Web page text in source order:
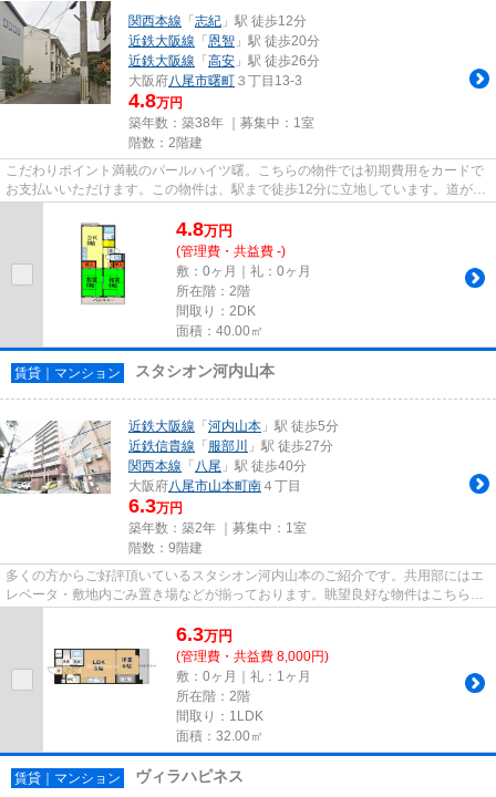
関西本線 「志紀 」駅 徒歩12分
近鉄大阪線 「恩智 」駅 徒歩20分
近鉄大阪線 「高安 」駅 徒歩26分
大阪府八尾市曙町 ３丁目13-3
4.8万円
築年数：築38年 ｜募集中： 1室
階数：2階建
こだわりポイント満載のパールハイツ曙。こちらの物件では初期費用をカードで
お支払いいただけます。この物件は、駅まで徒歩12分に立地しています。道が平
坦だと買い物も快適にできま...
4.8万円
(管理費・共益費 -)
敷：0ヶ月｜礼：0ヶ月
所在階：2階
間取り：2DK
面積：40.00㎡
賃貸｜マンション スタシオン河内山本
近鉄大阪線 「河内山本 」駅 徒歩5分
近鉄信貴線 「服部川
」駅 徒歩27分
関西本線 「 八尾 」駅 徒歩40分
大阪府八尾市山本町南 ４丁目
6.3万円
築年数：築2年 ｜募集中： 1室
階数：9階建
多くの方からご好評頂いているスタシオン河内山本のご紹介です。共用部にはエ
レベータ・敷地内ごみ置き場などが揃っております。眺望良好な物件はこちらで
す。外観タイル張りは耐久性...
6.3万円
(管理費・共益費 8,000円)
敷：0ヶ月｜礼：1ヶ月
所在階：2階
間取り：1LDK
面積：32.00㎡
賃貸｜マンション ヴィラハピネス